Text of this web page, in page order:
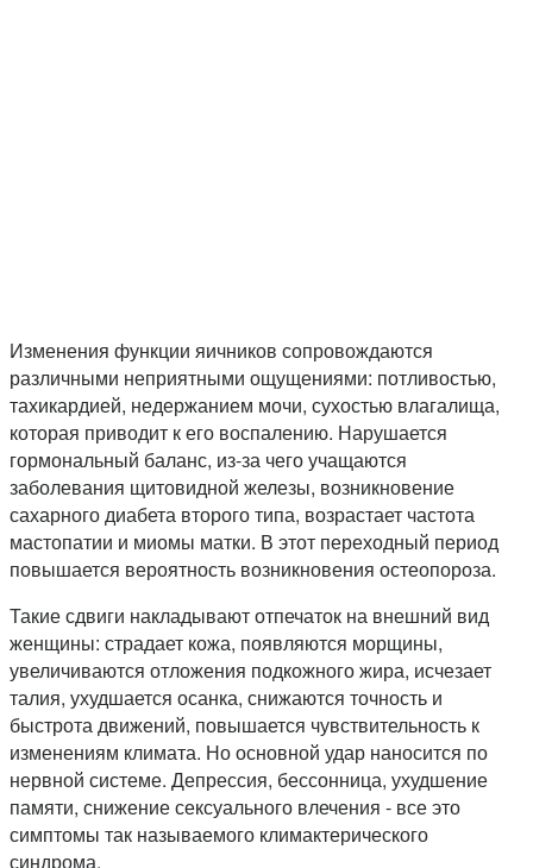
Изменения функции яичников сопровождаются
различными неприятными ощущениями: потливостью,
тахикардией, недержанием мочи, сухостью влагалища,
которая приводит к его воспалению. Нарушается
гормональный баланс, из-за чего учащаются
заболевания щитовидной железы, возникновение
сахарного диабета второго типа, возрастает частота
мастопатии и миомы матки. В этот переходный период
повышается вероятность возникновения остеопороза.
Такие сдвиги накладывают отпечаток на внешний вид
женщины: страдает кожа, появляются морщины,
увеличиваются отложения подкожного жира, исчезает
талия, ухудшается осанка, снижаются точность и
быстрота движений, повышается чувствительность к
изменениям климата. Но основной удар наносится по
нервной системе. Депрессия, бессонница, ухудшение
памяти, снижение сексуального влечения - все это
симптомы так называемого климактерического
синдрома.